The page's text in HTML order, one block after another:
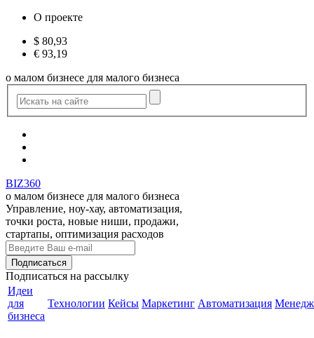
О проекте
$ 80,93
€ 93,19
о малом бизнесе для малого бизнеса
BIZ360
о малом бизнесе для малого бизнеса
Управление, ноу-хау, автоматизация,
точки роста, новые ниши, продажи,
стартапы, оптимизация расходов
Подписаться на рассылку
Идеи
для
бизнеса
Технологии Кейсы Маркетинг Автоматизация